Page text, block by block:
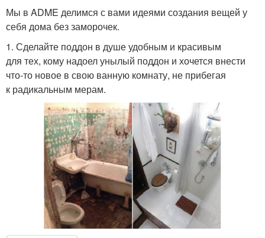
Мы в ADME делимся с вами идеями создания вещей у
себя дома без заморочек.
1. Сделайте поддон в душе удобным и красивым
для тех, кому надоел унылый поддон и хочется внести
что-то новое в свою ванную комнату, не прибегая
к радикальным мерам.